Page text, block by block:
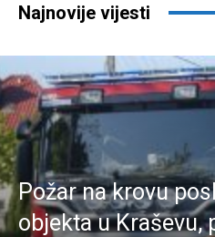
Najnovije vijesti
Požar na krovu
objekta u Kraševu,